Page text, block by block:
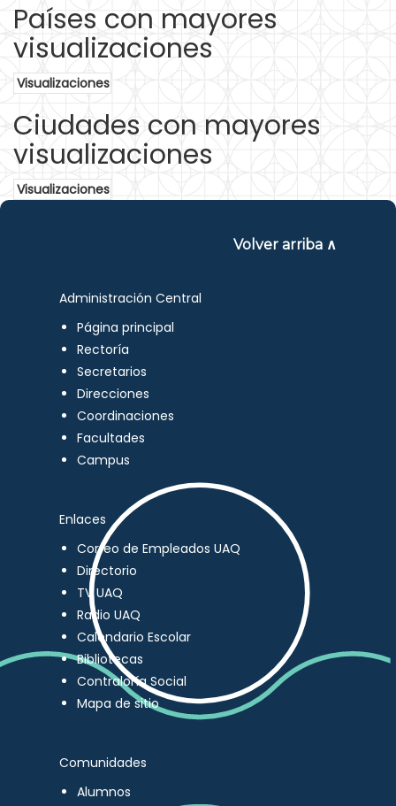
Países con mayores
visualizaciones
Visualizaciones
Ciudades con mayores
visualizaciones
Visualizaciones
Volver arriba ∧
Administración Central
Página principal
Rectoría
Secretarios
Direcciones
Coordinaciones
Facultades
Campus
Enlaces
Correo de Empleados UAQ
Directorio
TV UAQ
Radio UAQ
Calendario Escolar
Bibliotecas
Contraloría Social
Mapa de sitio
Comunidades
Alumnos